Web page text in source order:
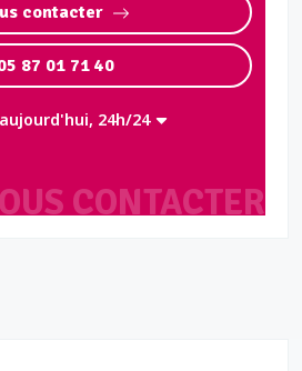
CONTACTER
contacter
87 01 71 40
24h/24